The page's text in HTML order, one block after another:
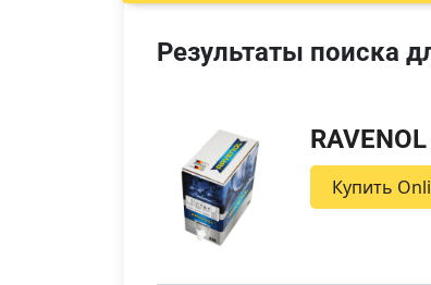
Результаты поиска
Купить